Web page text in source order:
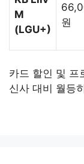
M
(LGU+)
원
카드 할인 및 프
신사 대비 월등